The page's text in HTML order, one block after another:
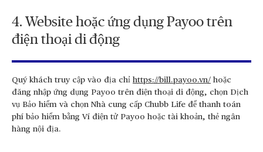
4. Website hoặc ứng dụng Payoo trên
điện thoại di động
Quý khách truy cập vào địa chỉ https://bill.payoo.vn/ hoặc
đăng nhập ứng dụng Payoo trên điện thoại di động, chọn Dịch
vụ Bảo hiểm và chọn Nhà cung cấp Chubb Life để thanh toán
phí bảo hiểm bằng Ví điện tử Payoo hoặc tài khoản, thẻ ngân
hàng nội địa.